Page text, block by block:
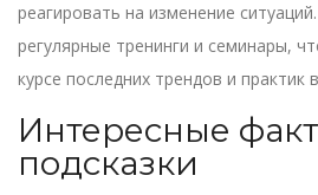
реагировать на изменение
регулярные тренинги и семинары,
курсе последних трендов и практик
Интересные
подсказки